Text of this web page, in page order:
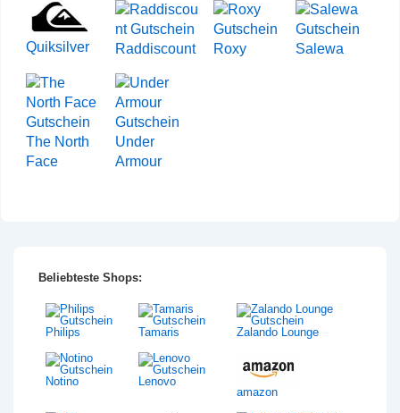
Quiksilver Raddiscount Roxy Salewa
The North
Face
Under
Armour
Beliebteste Shops:
Philips Tamaris Zalando Lounge
Notino
Lenovo
amazon